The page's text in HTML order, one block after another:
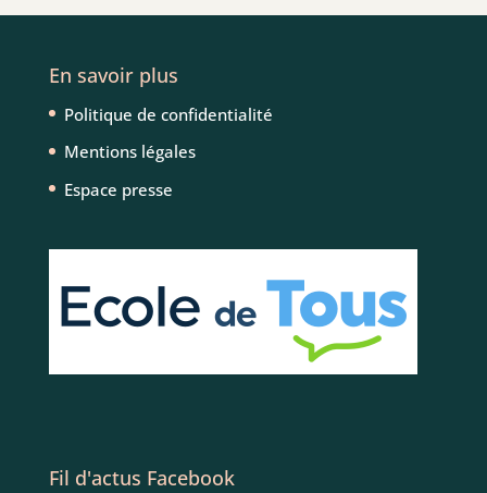
En savoir plus
Politique de confidentialité
Mentions légales
Espace presse
Fil d'actus Facebook